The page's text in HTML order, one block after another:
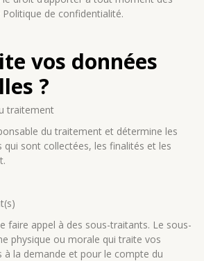
de confidentialité.
vos données
?
traitement
du traitement et détermine les
qui sont collectées, les finalités et les
faire appel à des sous-traitants. Le sous-
physique ou morale qui traite vos
à la demande et pour le compte du